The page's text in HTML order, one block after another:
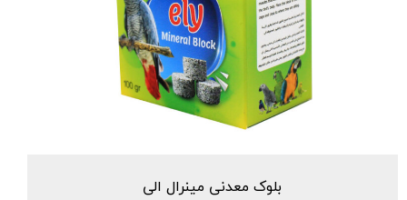
بلوک معدنی مینرال الی